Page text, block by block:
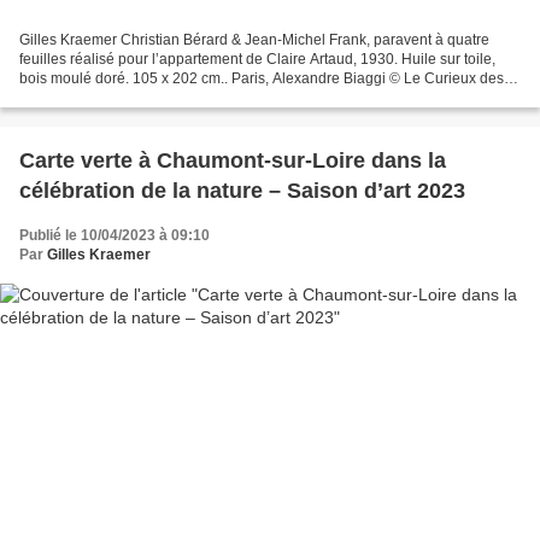
Gilles Kraemer Christian Bérard & Jean-Michel Frank, paravent à quatre
feuilles réalisé pour l’appartement de Claire Artaud, 1930. Huile sur toile,
bois moulé doré. 105 x 202 cm.. Paris, Alexandre Biaggi © Le Curieux des
Carte verte à Chaumont-sur-Loire dans la
célébration de la nature – Saison d’art 2023
Publié le 10/04/2023 à 09:10
Par Gilles Kraemer